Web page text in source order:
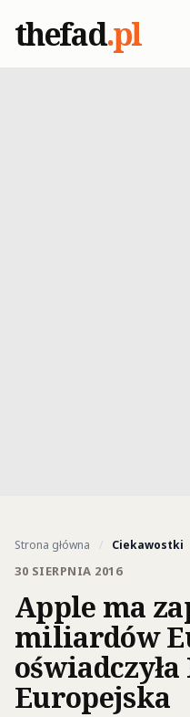
thefad.pl
Strona główna / Ciekawostki
30 SIERPNIA 2016
Apple ma
miliardów
Europejska